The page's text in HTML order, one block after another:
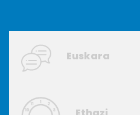
Euskara